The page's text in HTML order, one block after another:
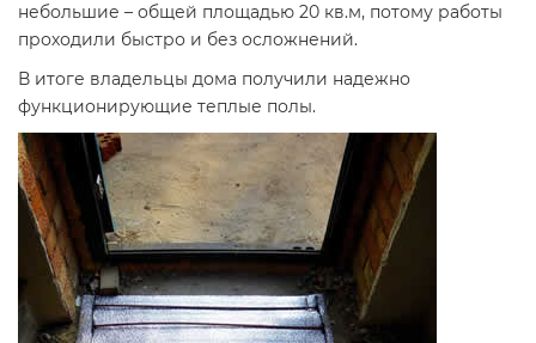
небольшие – общей площадью 20 кв.м, потому работы
проходили быстро и без осложнений.
В итоге владельцы дома получили надежно
функционирующие теплые полы.